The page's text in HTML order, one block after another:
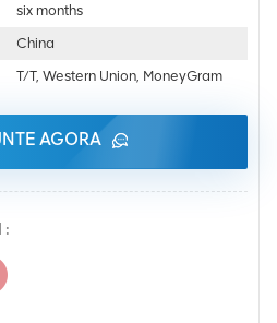
six months
China
T/T, Western Union, MoneyGram
AGORA
: